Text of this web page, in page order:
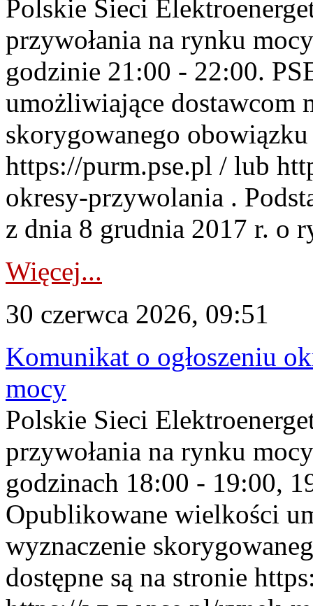
Polskie Sieci
przywołania na rynku
godzinie 21:00 - 22:00.
umożliwiające dostawcom
skorygowanego
https://purm.pse.pl / lub
okresy-przywolania .
z dnia 8 grudnia 2017 r. o
Więcej...
30 czerwca 2026, 09:51
Komunikat o ogłoszeniu
mocy
Polskie Sieci
przywołania na rynku
godzinach 18:00 - 19:00,
Opublikowane wielkości
wyznaczenie
dostępne są na stronie